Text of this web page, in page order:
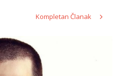
Kompletan Članak